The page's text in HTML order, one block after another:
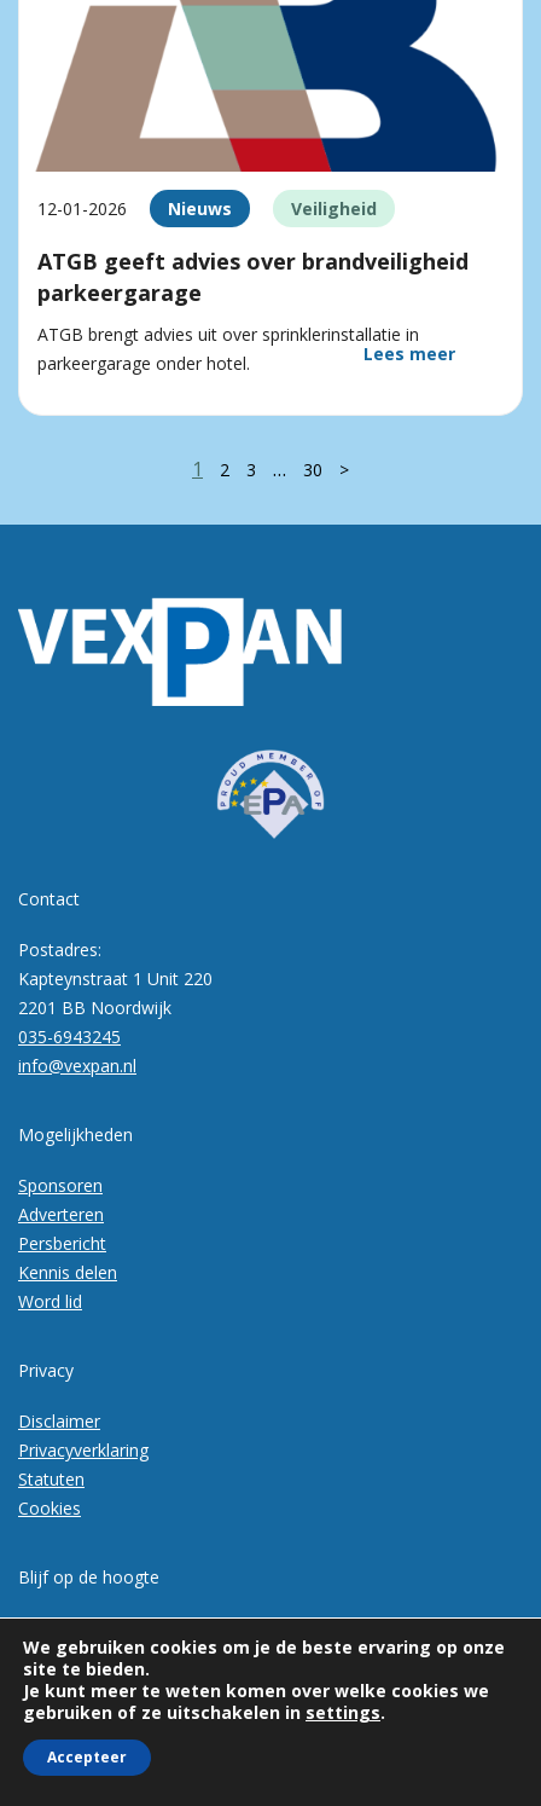
12-01-2026 Nieuws Veiligheid
ATGB geeft advies over brandveiligheid
parkeergarage
ATGB brengt advies uit over sprinklerinstallatie in
parkeergarage onder hotel.
Lees meer
1 2 3 … 30 >
Contact
Postadres:
Kapteynstraat 1 Unit 220
2201 BB Noordwijk
035-6943245
info@vexpan.nl
Mogelijkheden
Sponsoren
Adverteren
Persbericht
Kennis delen
Word lid
Privacy
Disclaimer
Privacyverklaring
Statuten
Cookies
Blijf op de hoogte
We gebruiken cookies om je de beste ervaring op onze
site te bieden.
Je kunt meer te weten komen over welke cookies we
gebruiken of ze uitschakelen in settings.
Accepteer